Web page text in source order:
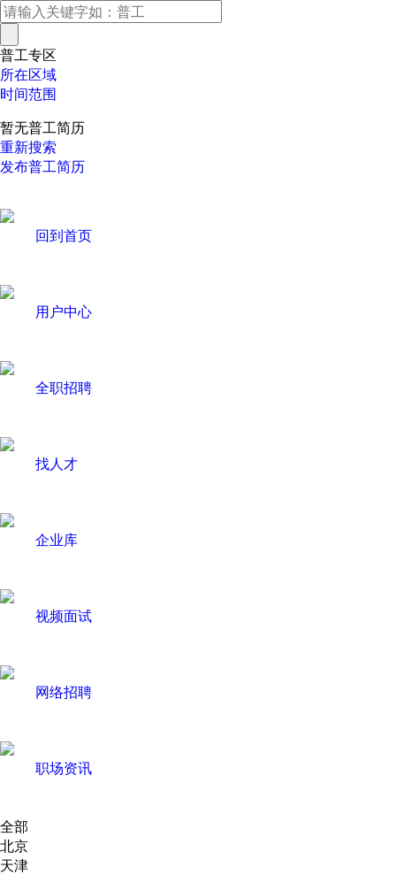
普工专区
所在区域
时间范围
暂无普工简历
重新搜索
发布普工简历
回到首页
用户中心
全职招聘
找人才
企业库
视频面试
网络招聘
职场资讯
全部
北京
天津